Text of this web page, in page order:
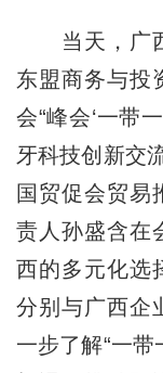
当天，广西
东盟商务与投
会“峰会‘一带
牙科技创新交
国贸促会贸易
责人孙盛含在
西的多元化选
分别与广西企
一步了解“一带